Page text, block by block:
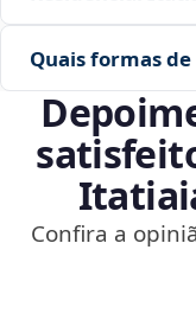
Quais formas
Confira a